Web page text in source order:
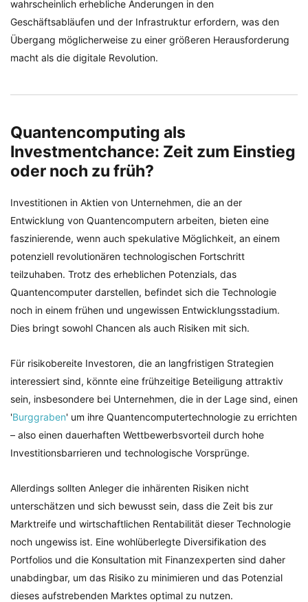
wahrscheinlich erhebliche Änderungen in den
Geschäftsabläufen und der Infrastruktur erfordern, was den
Übergang möglicherweise zu einer größeren Herausforderung
macht als die digitale Revolution.
Quantencomputing als
Investmentchance: Zeit zum Einstieg
oder noch zu früh?
Investitionen in Aktien von Unternehmen, die an der
Entwicklung von Quantencomputern arbeiten, bieten eine
faszinierende, wenn auch spekulative Möglichkeit, an einem
potenziell revolutionären technologischen Fortschritt
teilzuhaben. Trotz des erheblichen Potenzials, das
Quantencomputer darstellen, befindet sich die Technologie
noch in einem frühen und ungewissen Entwicklungsstadium.
Dies bringt sowohl Chancen als auch Risiken mit sich.
Für risikobereite Investoren, die an langfristigen Strategien
interessiert sind, könnte eine frühzeitige Beteiligung attraktiv
sein, insbesondere bei Unternehmen, die in der Lage sind, einen
'Burggraben' um ihre Quantencomputertechnologie zu errichten
– also einen dauerhaften Wettbewerbsvorteil durch hohe
Investitionsbarrieren und technologische Vorsprünge.
Allerdings sollten Anleger die inhärenten Risiken nicht
unterschätzen und sich bewusst sein, dass die Zeit bis zur
Marktreife und wirtschaftlichen Rentabilität dieser Technologie
noch ungewiss ist. Eine wohlüberlegte Diversifikation des
Portfolios und die Konsultation mit Finanzexperten sind daher
unabdingbar, um das Risiko zu minimieren und das Potenzial
dieses aufstrebenden Marktes optimal zu nutzen.